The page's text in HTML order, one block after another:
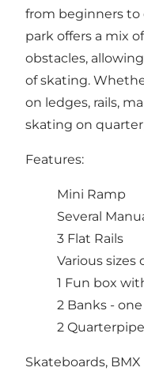
from beginners to
park offers a mix
obstacles,
of skating.
on ledges, rails,
skating on
Features:
Mini Ramp
Several
3 Flat Rails
Various sizes
1 Fun box
2 Banks -
2
Skateboards,